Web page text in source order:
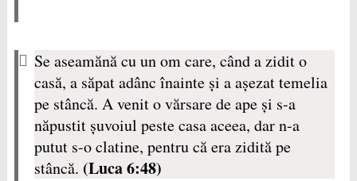
Se aseamănă cu un om care, când a zidit o
casă, a săpat adânc înainte şi a aşezat temelia
pe stâncă. A venit o vărsare de ape şi s-a
năpustit şuvoiul peste casa aceea, dar n-a
putut s-o clatine, pentru că era zidită pe
stâncă. (Luca 6:48)